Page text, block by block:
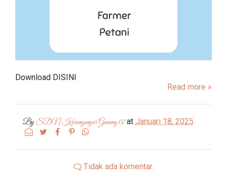
Download DISINI
Read more »
BySDN Karanganyar Gunung 02at Januari 18, 2025
Tidak ada komentar.